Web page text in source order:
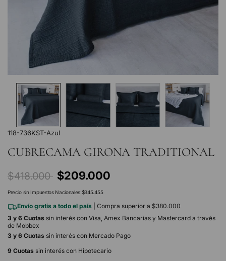
118-736KST-Azul
CUBRECAMA GIRONA TRADITIONAL
Precio
regular
$418.000 $209.000
Precio sin Impuestos Nacionales:$345.455
Envío gratis a todo el país
| Compra superior a $380.000
3 y 6 Cuotas sin interés con Visa, Amex Bancarias y Mastercard a través
de Mobbex
3 y 6 Cuotas sin interés con Mercado Pago
9 Cuotas sin interés con Hipotecario